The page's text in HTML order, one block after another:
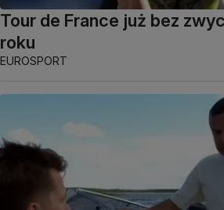
Tour de France już bez
roku
EUROSPORT